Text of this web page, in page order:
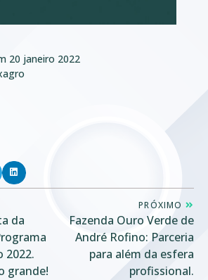
20 janeiro 2022
da
2022.
grande!
PRÓXIMO
Fazenda Ouro Verde de
André Rofino: Parceria
para além da esfera
profissional.